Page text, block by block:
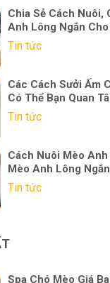
Chia Sẻ Cách Nuôi,
Anh Lông Ngắn
Tin tức
Các Cách Sưởi Ấm
Có Thể Bạn Quan
Tin tức
Cách Nuôi Mèo
Mèo Anh Lông
Tin tức
Spa Chó Mèo Giá